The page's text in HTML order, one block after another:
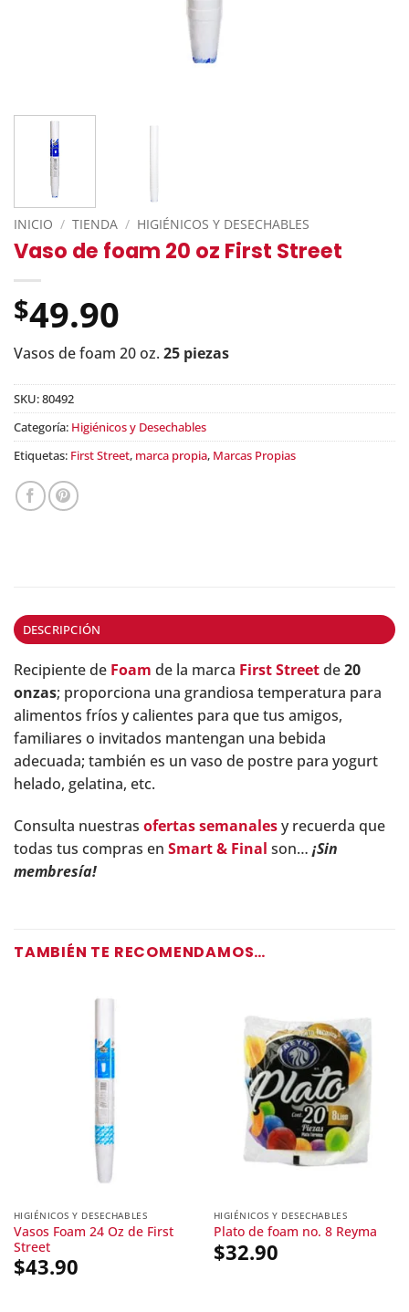
INICIO / TIENDA / HIGIÉNICOS Y DESECHABLES
Vaso de foam 20 oz First Street
$49.90
Vasos de foam 20 oz. 25 piezas
SKU:80492
Categoría: Higiénicos y Desechables
Etiquetas: First Street, marca propia, Marcas Propias
DESCRIPCIÓN
Recipiente de Foam de la marca First Streetde20
onzas; proporciona una grandiosa temperatura para
alimentos fríos y calientes para que tus amigos,
familiares o invitados mantengan una bebida
adecuada; también es un vaso de postre para yogurt
helado, gelatina, etc.
Consulta nuestras ofertas semanalesy recuerda que
todas tus compras en Smart & Final son… ¡Sin
membresía!
TAMBIÉN TE RECOMENDAMOS…
HIGIÉNICOS Y DESECHABLES
Vasos Foam 24 Oz de First
Street
$43.90
HIGIÉNICOS Y DESECHABLES
Plato de foam no. 8 Reyma
$32.90